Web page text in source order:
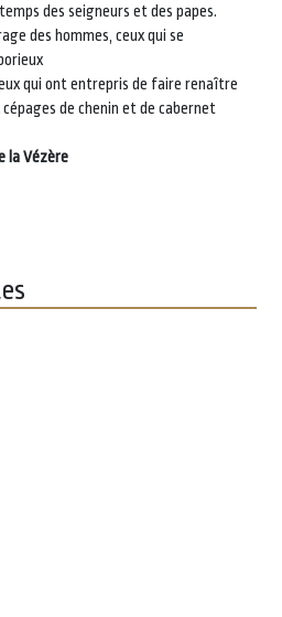
des seigneurs et des papes.
des hommes, ceux qui se
qui ont entrepris de faire renaître
de chenin et de cabernet
la Vézère